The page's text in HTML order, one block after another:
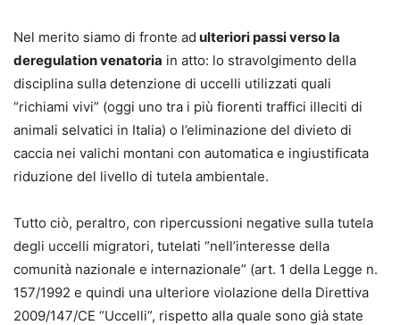
Nel merito siamo di fronte ad ulteriori passi verso la
deregulation venatoria in atto: lo stravolgimento della
disciplina sulla detenzione di uccelli utilizzati quali
“richiami vivi” (oggi uno tra i più fiorenti traffici illeciti di
animali selvatici in Italia) o l’eliminazione del divieto di
caccia nei valichi montani con automatica e ingiustificata
riduzione del livello di tutela ambientale.
Tutto ciò, peraltro, con ripercussioni negative sulla tutela
degli uccelli migratori, tutelati “nell’interesse della
comunità nazionale e internazionale” (art. 1 della Legge n.
157/1992 e quindi una ulteriore violazione della Direttiva
2009/147/CE “Uccelli”, rispetto alla quale sono già state